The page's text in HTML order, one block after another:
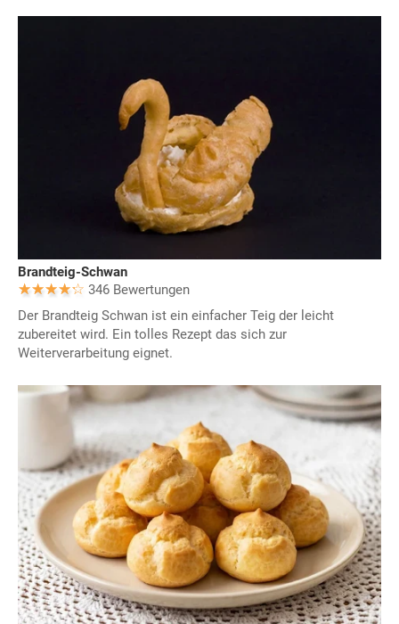
Brandteig-Schwan
346 Bewertungen
Der Brandteig Schwan ist ein einfacher Teig der leicht
zubereitet wird. Ein tolles Rezept das sich zur
Weiterverarbeitung eignet.